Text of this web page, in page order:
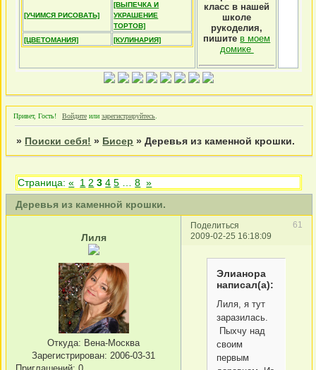
[УЧИМСЯ РИСОВАТЬ]
[ВЫПЕЧКА И
УКРАШЕНИЕ
ТОРТОВ]
[ЦВЕТОМАНИЯ]
[КУЛИНАРИЯ]
класс в нашей
школе
рукоделия,
пишите в моем
домике
Привет, Гость! Войдите или зарегистрируйтесь
» Поиски себя! » Бисер »Деревья из каменной крошки.
Деревья из каменной крошки.
Страница:« 1 2 3 4 5 8 »
Поделиться
61
2009-02-25 16:18:09
Лиля
Откуда: Вена-Москва
Зарегистрирован: 2006-03-31
Приглашений: 0
Элианора
написал(а):
Лиля, я тут
заразилась.
Пыхчу над
своим
первым